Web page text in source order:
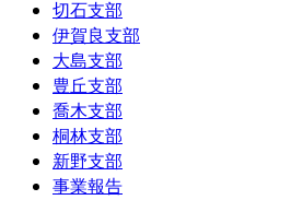
切石支部
伊賀良支部
大島支部
豊丘支部
喬木支部
桐林支部
新野支部
事業報告